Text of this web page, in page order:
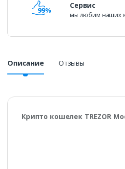
Сервис
мы любим наших
Описание Отзывы
Крипто кошелек TREZOR